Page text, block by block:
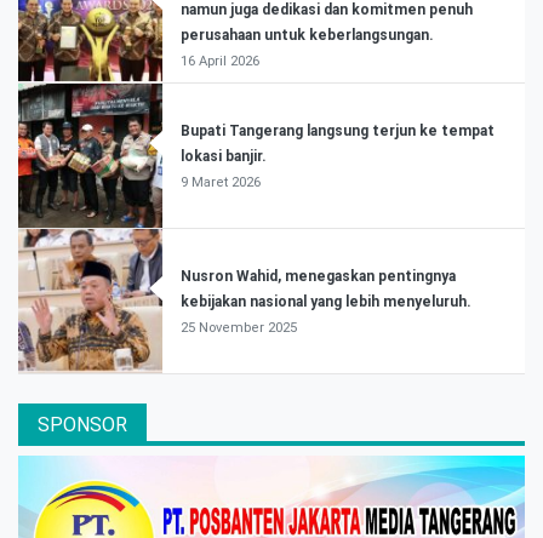
namun juga dedikasi dan komitmen penuh
perusahaan untuk keberlangsungan.
16 April 2026
Bupati Tangerang langsung terjun ke tempat
lokasi banjir.
9 Maret 2026
Nusron Wahid, menegaskan pentingnya
kebijakan nasional yang lebih menyeluruh.
25 November 2025
SPONSOR